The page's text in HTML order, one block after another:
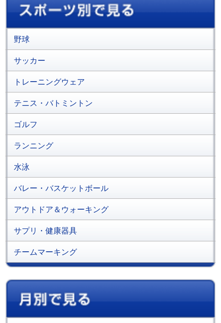
野球
サッカー
トレーニングウェア
テニス・バトミントン
ゴルフ
ランニング
水泳
バレー・バスケットボール
アウトドア＆ウォーキング
サプリ・健康器具
チームマーキング